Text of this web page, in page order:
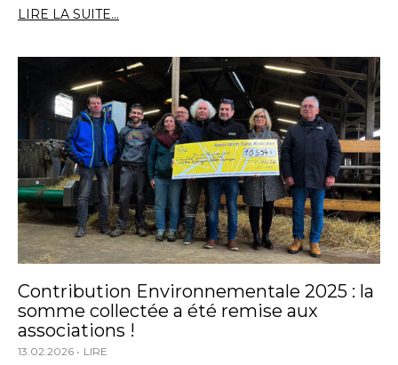
LIRE LA SUITE...
Contribution Environnementale 2025 : la
somme collectée a été remise aux
associations !
13.02.2026 LIRE